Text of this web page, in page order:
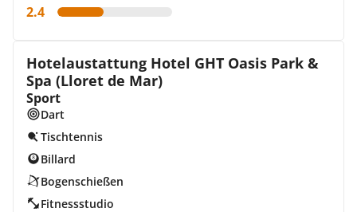
2.4
Hotelaustattung Hotel GHT Oasis Park &
Spa (Lloret de Mar)
Sport
Dart
Tischtennis
Billard
Bogenschießen
Fitnessstudio